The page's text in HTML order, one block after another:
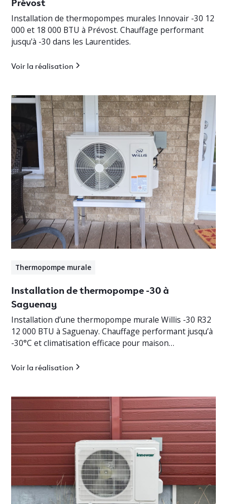
Installation de thermopompes murales Innovair -30 12
000 et 18 000 BTU à Prévost. Chauffage performant
jusqu'à -30 dans les Laurentides.
Voir la réalisation
Thermopompe murale
Installation de thermopompe -30 à
Saguenay
Installation d’une thermopompe murale Willis -30 R32
12 000 BTU à Saguenay. Chauffage performant jusqu’à
-30°C et climatisation efficace pour maison
Voir la réalisation